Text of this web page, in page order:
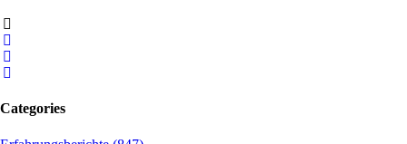
Categories